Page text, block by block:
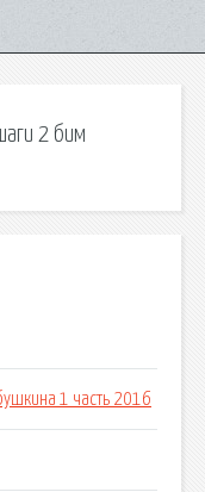
2 бим
1 часть 2016